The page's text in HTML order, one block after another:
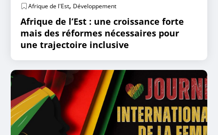
Afrique de l'Est, Développement
Afrique de l’Est : une croissance forte
mais des réformes nécessaires pour
une trajectoire inclusive